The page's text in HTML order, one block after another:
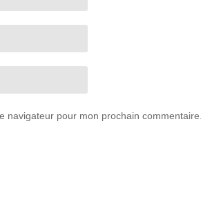
pour mon prochain commentaire.